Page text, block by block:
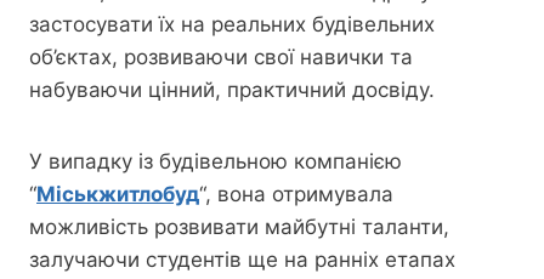
застосувати їх на реальних будівельних
об’єктах, розвиваючи свої навички та
набуваючи цінний, практичний досвіду.
У випадку із будівельною компанією
“Міськжитлобуд“, вона отримувала
можливість розвивати майбутні таланти,
залучаючи студентів ще на ранніх етапах